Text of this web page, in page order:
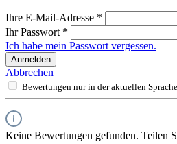
Ihre E-Mail-Adresse *
Ihr Passwort *
Ich habe mein Passwort vergessen.
Anmelden
Abbrechen
Bewertungen nur in der aktuellen
Keine Bewertungen gefunden. Teilen